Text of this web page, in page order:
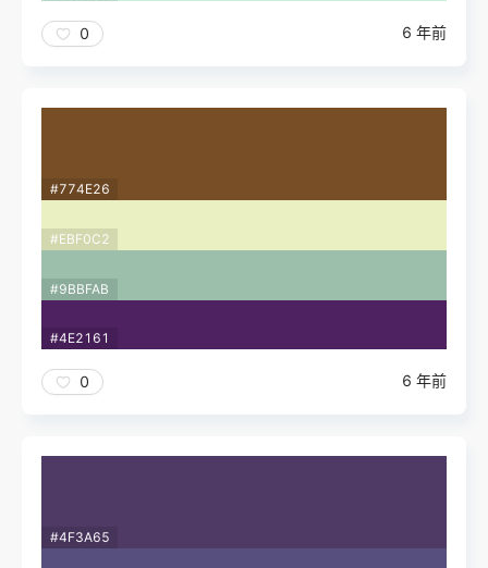
0 6 年前
#774E26
#EBF0C2
#9BBFAB
#4E2161
0 6 年前
#4F3A65